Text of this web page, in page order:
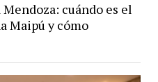
cuándo es el
Maipú y cómo